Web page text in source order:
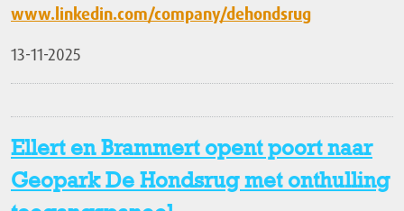
www.linkedin.com/company/dehondsrug
13-11-2025
Ellert en Brammert opent poort naar
Geopark De Hondsrug met onthulling